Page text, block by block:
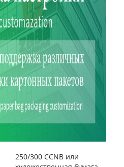
250/300 CCNB или